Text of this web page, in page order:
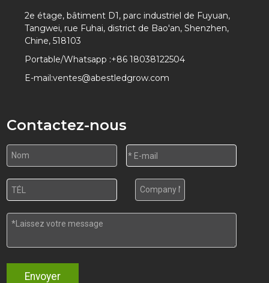
2e étage, bâtiment D1, parc industriel de Fuyuan,
Tangwei, rue Fuhai, district de Bao'an, Shenzhen,
Chine, 518103
Portable/Whatsapp :+86 18038122504
E-mail:ventes@abestledgrow.com
Contactez-nous
Envoyer